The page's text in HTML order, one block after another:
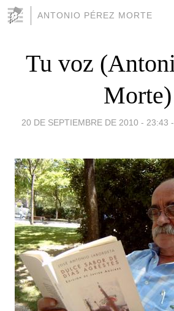
ANTONIO PÉREZ MORTE
Tu voz
Morte)
20 DE SEPTIEMBRE DE 2010 - 23:43 -